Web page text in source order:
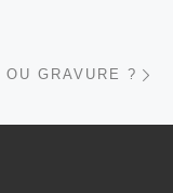
OU GRAVURE ?